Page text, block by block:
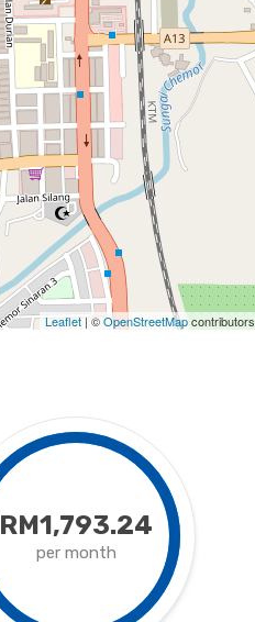
Leaflet| ©OpenStreetMapcontributors
RM1,793.24
per month